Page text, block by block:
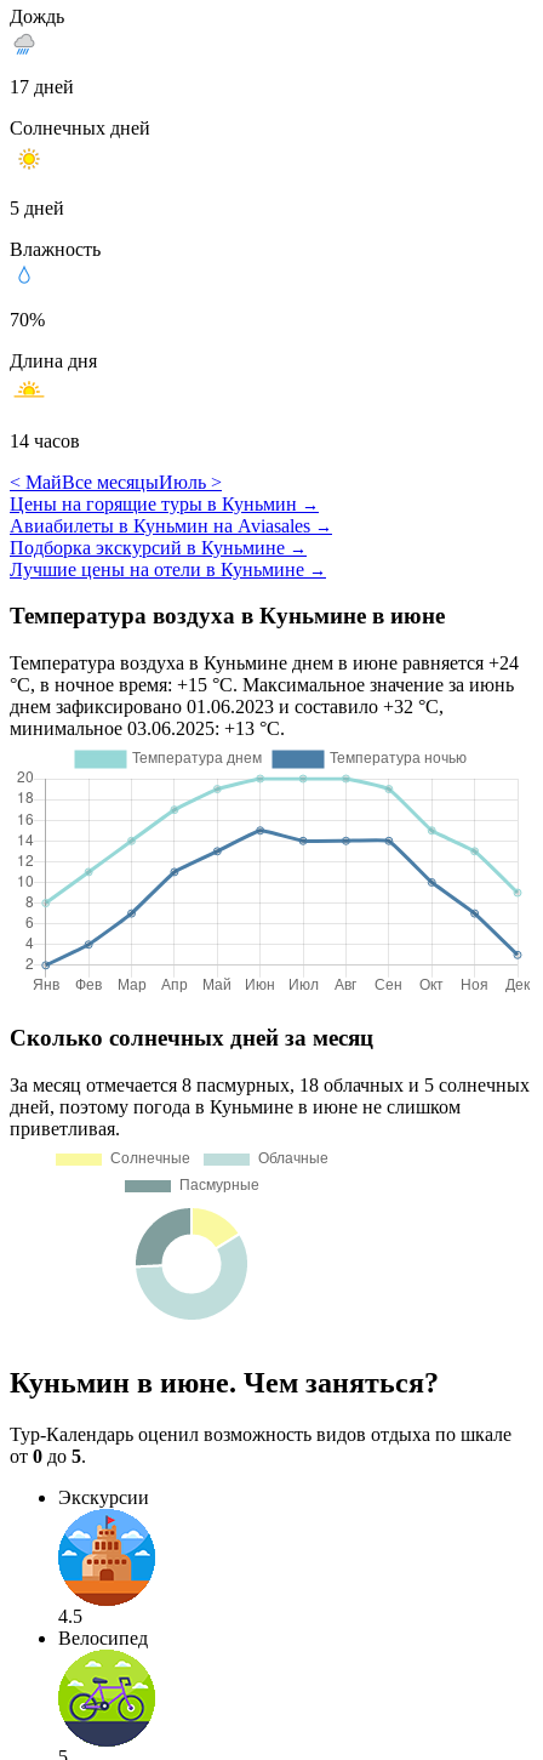
Дождь
17 дней
Солнечных дней
5 дней
Влажность
70%
Длина дня
14 часов
< МайВсе месяцыИюль >
Цены на горящие туры в Куньмин →
Авиабилеты в Куньмин на Aviasales →
Подборка экскурсий в Куньмине →
Лучшие цены на отели в Куньмине →
Температура воздуха в Куньмине в июне
Температура воздуха в Куньмине днем в июне равняется +24
°C, в ночное время: +15 °C. Максимальное значение за июнь
днем зафиксировано 01.06.2023 и составило +32 °C,
минимальное 03.06.2025: +13 °C.
Сколько солнечных дней за месяц
За месяц отмечается 8 пасмурных, 18 облачных и 5 солнечных
дней, поэтому погода в Куньмине в июне не слишком
приветливая.
Куньмин в июне. Чем заняться?
Тур-Календарь оценил возможность видов отдыха по шкале
от 0 до 5.
Экскурсии
4.5
Велосипед